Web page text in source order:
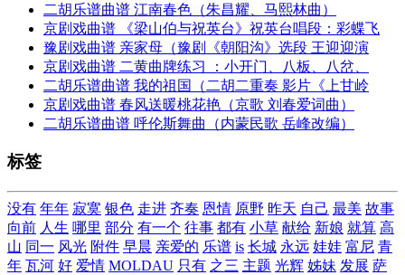
二胡乐谱曲谱 江南春色（朱昌耀、马熙林曲）
京剧戏曲谱 《梁山伯与祝英台》祝英台唱段：彩蝶飞
豫剧戏曲谱 亲家母（豫剧《朝阳沟》选段 王迎迎演
京剧戏曲谱 二黄曲牌练习 ：小开门、八板、八岔、
二胡乐谱曲谱 我的祖国（二胡二重奏 影片《上甘岭
京剧戏曲谱 春风送暖桃花艳（京歌 刘春爱词曲）
二胡乐谱曲谱 呼伦斯舞曲（内蒙民歌 岳峰改编）
标签
没有 年年 寂寞 银色 走进 齐奏 恩情 原野 昨天 自己 最美 故事
向前 人生 哪里 部分 有一个 往事 都有 小草 献给 新娘 就算 高
山 同一 风光 附件 早晨 亲爱的 乐谱 is 长城 永远 娃娃 富尼 青
年 瓦河 好 爱情 MOLDAU 只有 之三 主题 光辉 姊妹 发展 萨